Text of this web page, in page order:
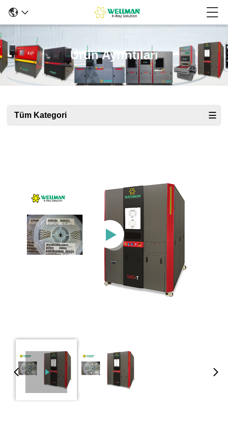
Ürün Ayrıntıları
Tüm Kategori